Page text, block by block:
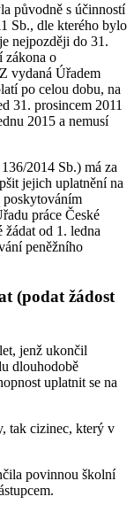
původně s účinností
Sb., dle kterého bylo
nejpozději do 31.
zákona o
vydaná Úřadem
po celou dobu, na
31. prosincem 2011
2015 a nemusí
2014 Sb.) má za
jejich uplatnění na
poskytováním
práce České
od 1. ledna
peněžního
(podat žádost
jenž ukončil
dlouhodobě
uplatnit se na
tak cizinec, který v
povinnou školní